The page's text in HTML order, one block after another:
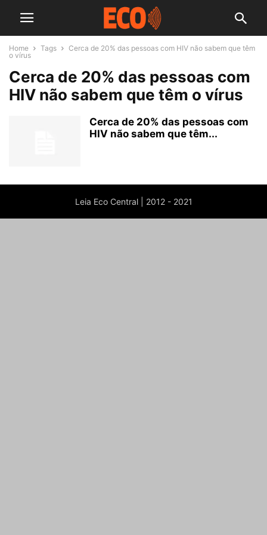
Home Tags
Cerca de 20% das pessoas com HIV não sabem que têm
o vírus
Cerca de 20% das pessoas com
HIV não sabem que têm o vírus
Cerca de 20% das pessoas com
HIV não sabem que têm...
Leia Eco Central | 2012 - 2021